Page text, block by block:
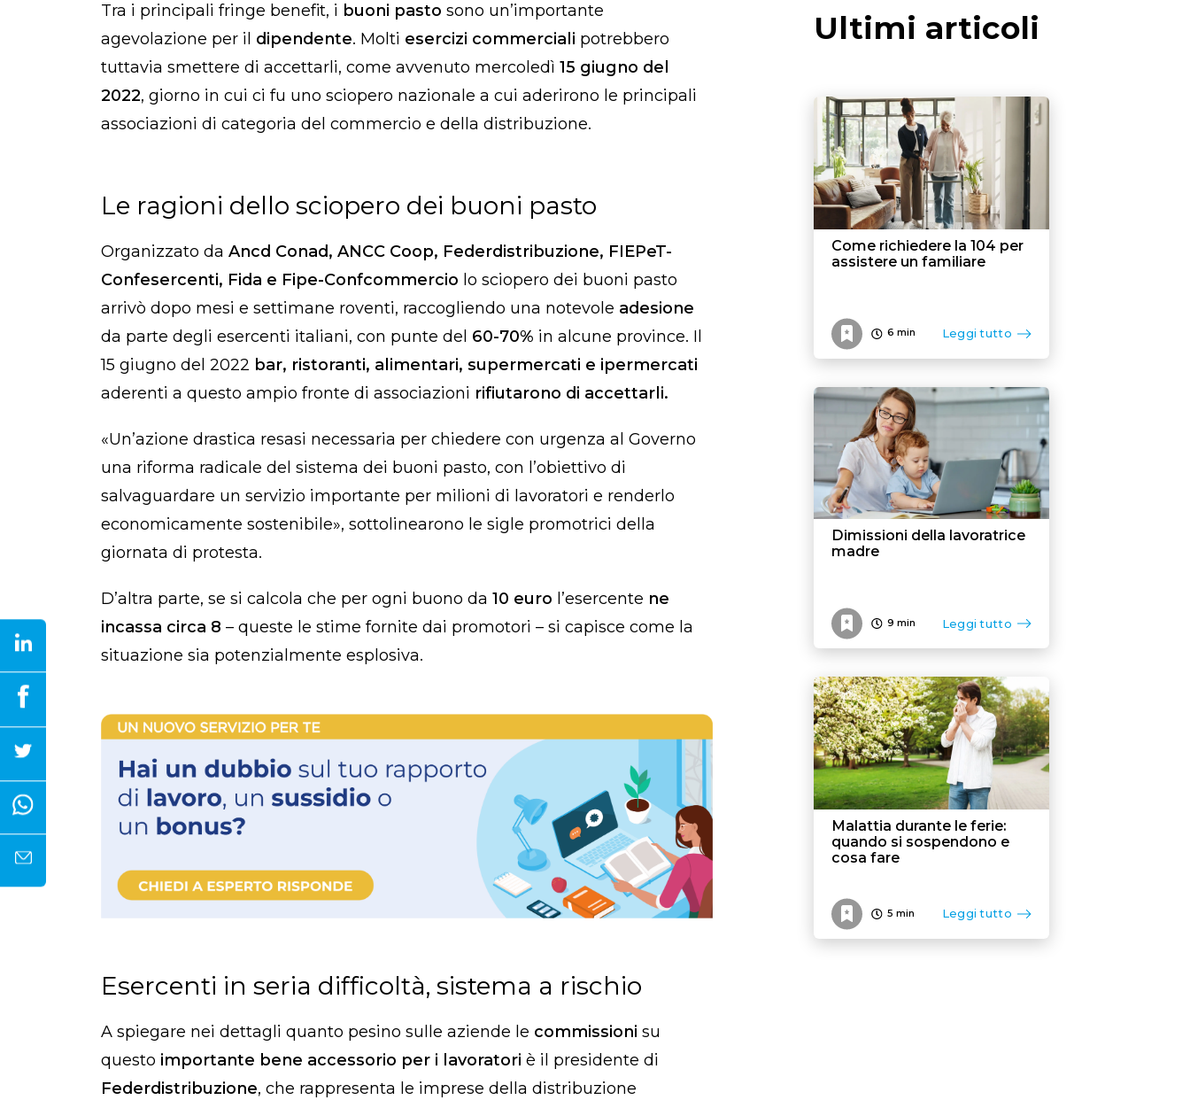
Tra i principali fringe benefit, i buoni pasto sono un’importante
agevolazione per il dipendente. Molti esercizi commerciali potrebbero
tuttavia smettere di accettarli, come avvenuto mercoledì 15 giugno del
2022, giorno in cui ci fu uno sciopero nazionale a cui aderirono le principali
associazioni di categoria del commercio e della distribuzione.
Le ragioni dello sciopero dei buoni pasto
Organizzato da Ancd Conad, ANCC Coop, Federdistribuzione, FIEPeT-
Confesercenti, Fida e Fipe-Confcommercio lo sciopero dei buoni pasto
arrivò dopo mesi e settimane roventi, raccogliendo una notevole adesione
da parte degli esercenti italiani, con punte del 60-70% in alcune province. Il
15 giugno del 2022 bar, ristoranti, alimentari, supermercati e ipermercati
aderenti a questo ampio fronte di associazioni rifiutarono di accettarli.
«Un’azione drastica resasi necessaria per chiedere con urgenza al Governo
una riforma radicale del sistema dei buoni pasto, con l’obiettivo di
salvaguardare un servizio importante per milioni di lavoratori e renderlo
economicamente sostenibile», sottolinearono le sigle promotrici della
giornata di protesta.
D’altra parte, se si calcola che per ogni buono da 10 euro l’esercente ne
incassa circa 8 – queste le stime fornite dai promotori – si capisce come la
situazione sia potenzialmente esplosiva.
Esercenti in seria difficoltà, sistema a rischio
A spiegare nei dettagli quanto pesino sulle aziende le commissioni su
questo importante bene accessorio per i lavoratori è il presidente di
Federdistribuzione, che rappresenta le imprese della distribuzione
Ultimi articoli
Come richiedere la 104 per
assistere un familiare
6 min Leggi tutto
Dimissioni della lavoratrice
madre
9 min Leggi tutto
Malattia durante le ferie:
quando si sospendono e
cosa fare
5 min Leggi tutto